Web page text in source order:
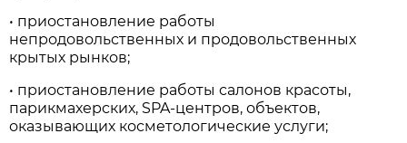
• приостановление работы
непродовольственных и продовольственных
крытых рынков;
• приостановление работы салонов красоты,
парикмахерских, SPA-центров, объектов,
оказывающих косметологические услуги;